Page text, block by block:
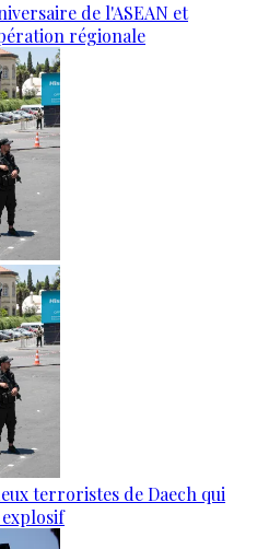
de l'ASEAN et
régionale
terroristes de Daech qui